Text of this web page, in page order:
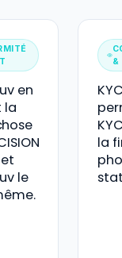
en
la
le
&
la